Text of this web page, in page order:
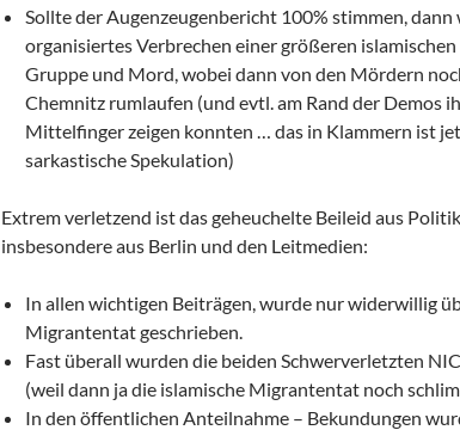
Sollte der Augenzeugenbericht 100% stimmen, dann
organisiertes Verbrechen einer größeren
Gruppe und Mord, wobei dann von den Mördern
Chemnitz rumlaufen (und evtl. am Rand der Demos
Mittelfinger zeigen konnten … das in Klammern ist
sarkastische Spekulation)
Extrem verletzend ist das geheuchelte Beileid aus
insbesondere aus Berlin und den Leitmedien:
In allen wichtigen Beiträgen, wurde nur widerwillig
Migrantentat geschrieben.
Fast überall wurden die beiden Schwerverletzten
(weil dann ja die islamische Migrantentat noch
In den öffentlichen Anteilnahme – Bekundungen